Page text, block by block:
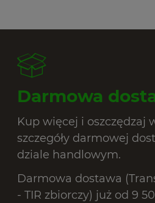
Darmowa
Kup więcej i oszczędzaj
szczegóły darmowej
dziale handlowym.
Darmowa dostawa
- TIR zbiorczy) już od 9